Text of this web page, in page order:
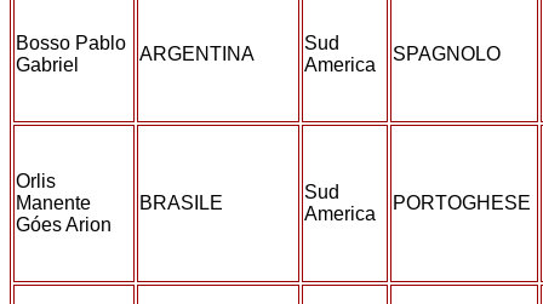
Bosso Pablo
Gabriel
ARGENTINA
Sud
America
SPAGNOLO
Orlis
Manente
Góes Arion
BRASILE
Sud
America
PORTOGHESE